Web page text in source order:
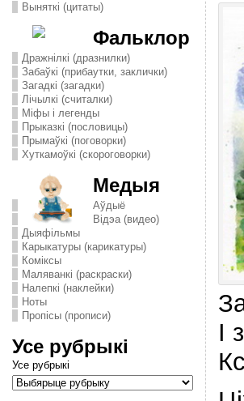
Выняткі (цитаты)
Фальклор
Дражнілкі (дразнилки)
Забаўкі (прибаутки, заклички)
Загадкі (загадки)
Лічылкі (считалки)
Міфы і легенды
Прыказкі (пословицы)
Прымаўкі (поговорки)
Хуткамоўкі (скороговорки)
Медыя
Аўдыё
Відэа (видео)
Дыяфільмы
Карыкатуры (карикатуры)
Комiксы
Маляванкі (раскраски)
Налепкі (наклейки)
Ноты
Пропісы (прописи)
Усе рубрыкі
Усе рубрыкі
I